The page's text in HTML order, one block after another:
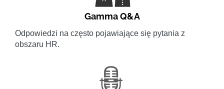
Gamma Q&A
Odpowiedzi na często pojawiające się pytania z
obszaru HR.